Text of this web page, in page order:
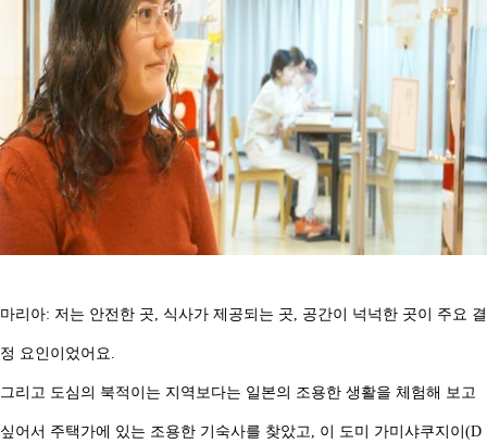
마리아: 저는 안전한 곳, 식사가 제공되는 곳, 공간이 넉넉한 곳이 주요 결
정 요인이었어요.
그리고 도심의 북적이는 지역보다는 일본의 조용한 생활을 체험해 보고
싶어서 주택가에 있는 조용한 기숙사를 찾았고, 이 도미 가미샤쿠지이(D